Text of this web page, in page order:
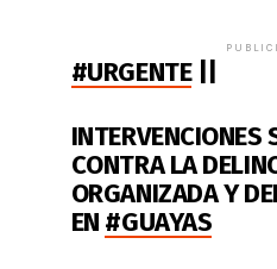
#URGENTE||
INTERVENCIONES
CONTRA LA
ORGANIZADA Y
EN #GUAYAS